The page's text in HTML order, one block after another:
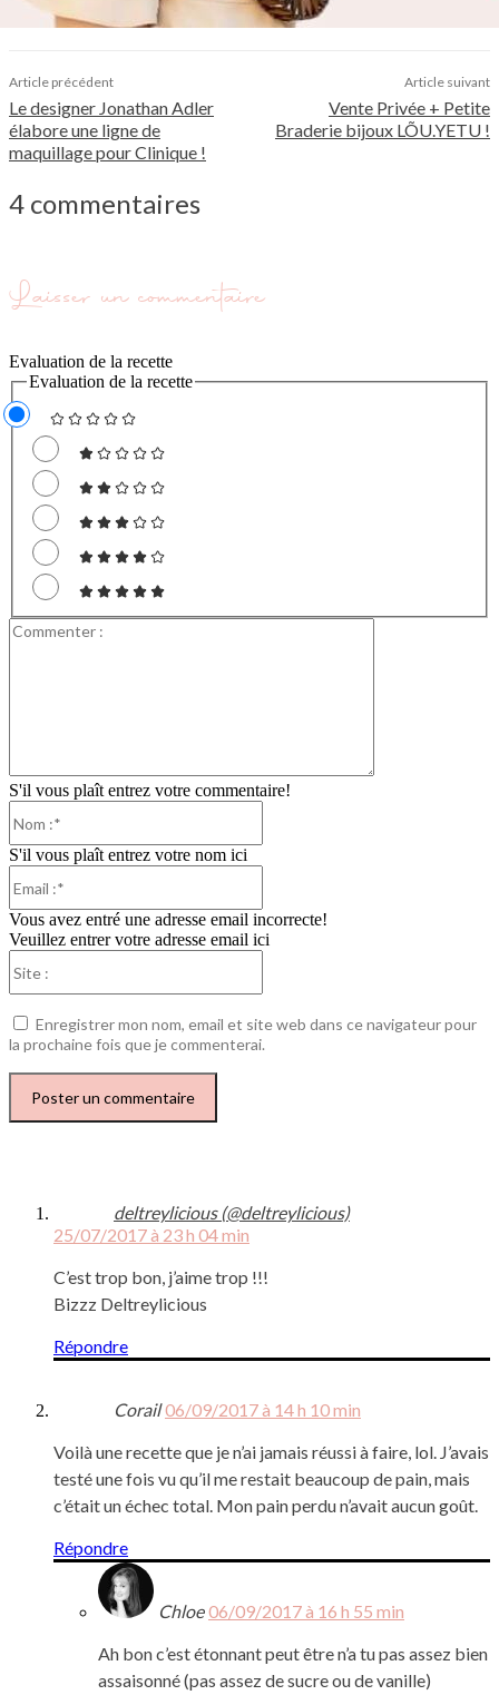
Article précédent
Le designer Jonathan Adler
élabore une ligne de
maquillage pour Clinique !
Article suivant
Vente Privée + Petite
Braderie bijoux LÕU.YETU !
4 commentaires
deltreylicious (@deltreylicious)
25/07/2017 à 23 h 04 min
C’est trop bon, j’aime trop !!!
Bizzz Deltreylicious
Répondre
Corail 06/09/2017 à 14 h 10 min
Voilà une recette que je n’ai jamais réussi à faire, lol. J’avais
testé une fois vu qu’il me restait beaucoup de pain, mais
c’était un échec total. Mon pain perdu n’avait aucun goût.
Répondre
Chloe 06/09/2017 à 16 h 55 min
Ah bon c’est étonnant peut être n’a tu pas assez bien
assaisonné (pas assez de sucre ou de vanille)
Laisser un commentaire
Evaluation de la recette
Evaluation de la recette
S'il vous plaît entrez votre commentaire!
S'il vous plaît entrez votre nom ici
Vous avez entré une adresse email incorrecte!
Veuillez entrer votre adresse email ici
Enregistrer mon nom, email et site web dans ce navigateur pour
la prochaine fois que je commenterai.